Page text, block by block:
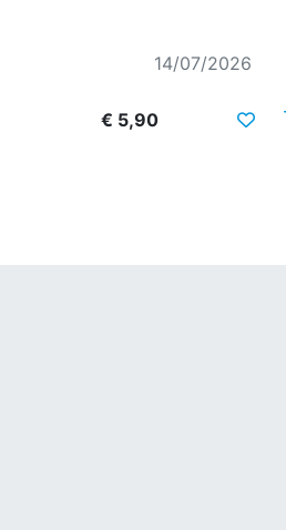
14/07/2026
€ 5,90